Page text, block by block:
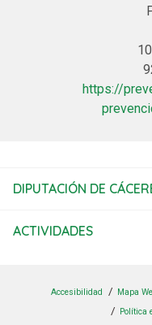
https://
DIPUTACIÓN DE
ACTIVIDADES
Accesibilidad Mapa
Política